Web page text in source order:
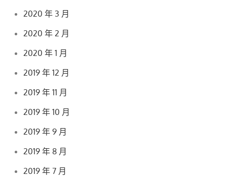
2020 年 3 月
2020 年 2 月
2020 年 1 月
2019 年 12 月
2019 年 11 月
2019 年 10 月
2019 年 9 月
2019 年 8 月
2019 年 7 月